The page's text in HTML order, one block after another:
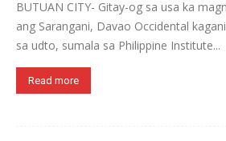
BUTUAN CITY- Gitay-og sa usa ka
ang Sarangani, Davao Occidental
sa udto, sumala sa Philippine Institute...
Read more